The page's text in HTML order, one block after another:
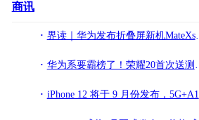
商讯
界读｜华为发布折叠屏新机MateXs，国产屏追赶三星的脚步有待加快
华为系要霸榜了！荣耀20首次送测DXO，网友：不给友商活路
iPhone 12 将于 9 月份发布，5G+A14+iOS 14